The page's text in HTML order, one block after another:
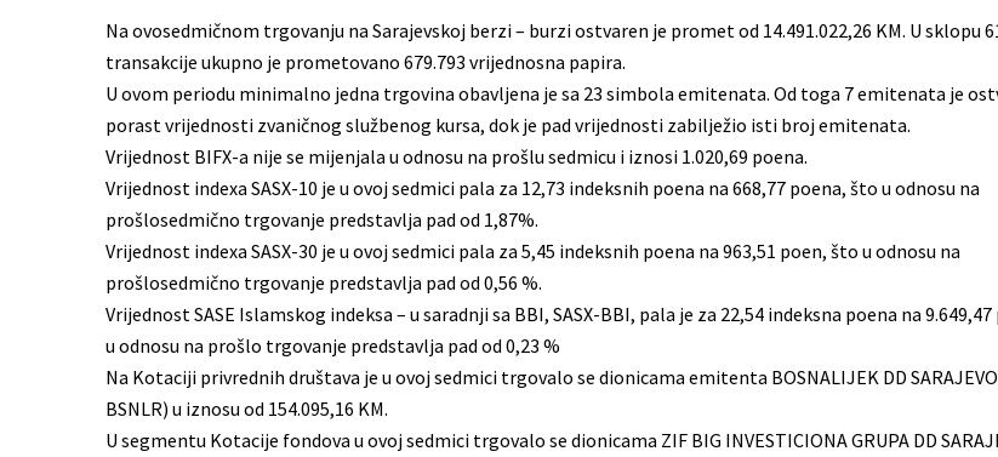
Na ovosedmičnom trgovanju na Sarajevskoj berzi – burzi ostvaren je promet od 14.491.022,26 KM. U sklopu
transakcije ukupno je prometovano 679.793 vrijednosna papira.
U ovom periodu minimalno jedna trgovina obavljena je sa 23 simbola emitenata. Od toga 7 emitenata je
porast vrijednosti zvaničnog službenog kursa, dok je pad vrijednosti zabilježio isti broj emitenata.
Vrijednost BIFX-a nije se mijenjala u odnosu na prošlu sedmicu i iznosi 1.020,69 poena.
Vrijednost indexa SASX-10 je u ovoj sedmici pala za 12,73 indeksnih poena na 668,77 poena, što u odnosu na
prošlosedmično trgovanje predstavlja pad od 1,87%.
Vrijednost indexa SASX-30 je u ovoj sedmici pala za 5,45 indeksnih poena na 963,51 poen, što u odnosu na
prošlosedmično trgovanje predstavlja pad od 0,56 %.
Vrijednost SASE Islamskog indeksa – u saradnji sa BBI, SASX-BBI, pala je za 22,54 indeksna poena na
u odnosu na prošlo trgovanje predstavlja pad od 0,23 %
Na Kotaciji privrednih društava je u ovoj sedmici trgovalo se dionicama emitenta BOSNALIJEK DD
BSNLR) u iznosu od 154.095,16 KM.
U segmentu Kotacije fondova u ovoj sedmici trgovalo se dionicama ZIF BIG INVESTICIONA GRUPA DD